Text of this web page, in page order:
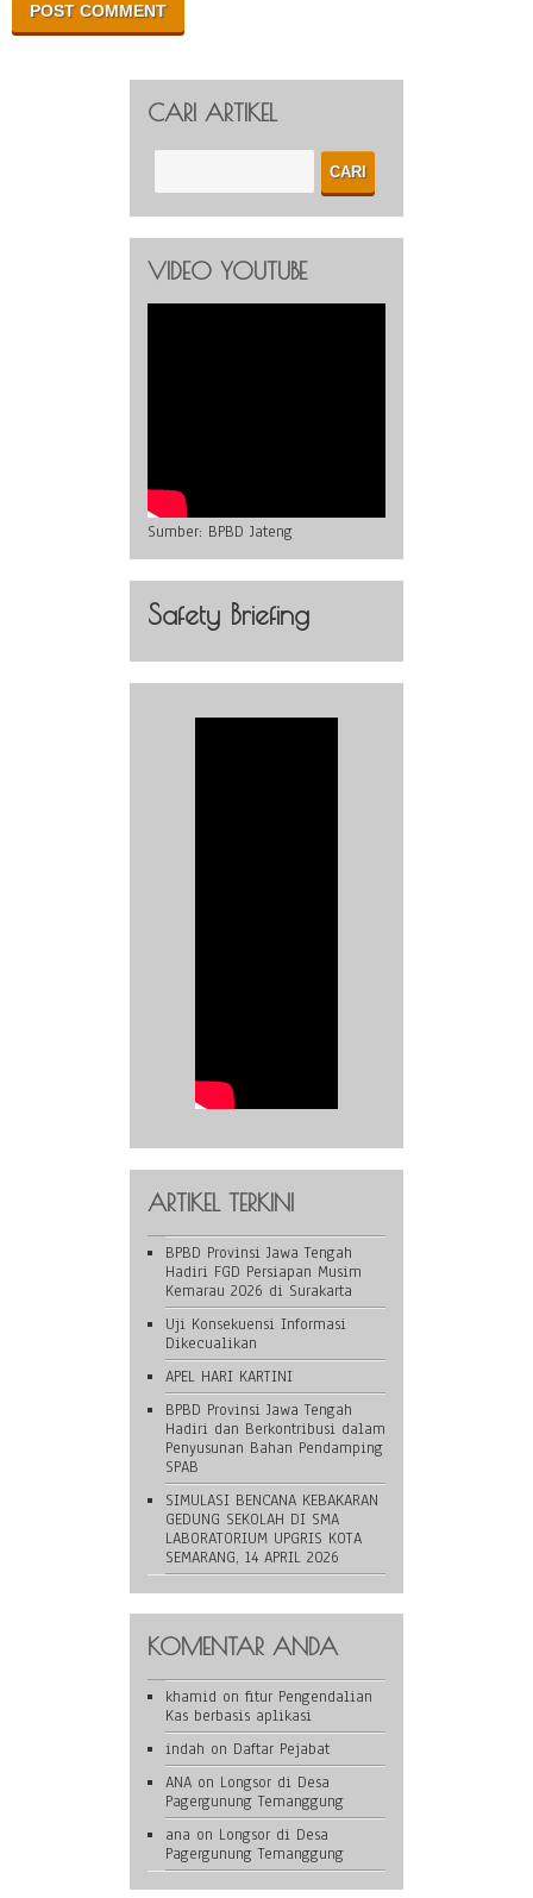
CARI ARTIKEL
VIDEO YOUTUBE
Sumber: BPBD Jateng
Safety Briefing
ARTIKEL TERKINI
BPBD Provinsi Jawa Tengah
Hadiri FGD Persiapan Musim
Kemarau 2026 di Surakarta
Uji Konsekuensi Informasi
Dikecualikan
APEL HARI KARTINI
BPBD Provinsi Jawa Tengah
Hadiri dan Berkontribusi dalam
Penyusunan Bahan Pendamping
SPAB
SIMULASI BENCANA KEBAKARAN
GEDUNG SEKOLAH DI SMA
LABORATORIUM UPGRIS KOTA
SEMARANG, 14 APRIL 2026
KOMENTAR ANDA
khamid on fitur Pengendalian
Kas berbasis aplikasi
indah on Daftar Pejabat
ANA on Longsor di Desa
Pagergunung Temanggung
ana on Longsor di Desa
Pagergunung Temanggung